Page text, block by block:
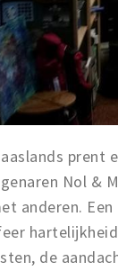
prent
Nol &
anderen.
de